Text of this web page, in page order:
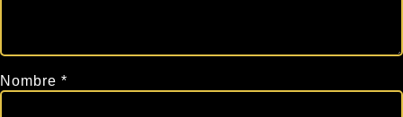
Nombre *